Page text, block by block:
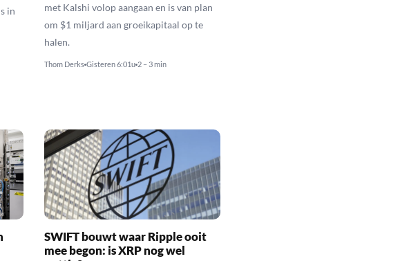
in
met Kalshi volop aangaan en is van plan
om $1 miljard aan groeikapitaal op te
halen.
Thom Derks Gisteren 6:01u 2 – 3 min
SWIFT bouwt waar Ripple ooit
mee begon: is XRP nog wel